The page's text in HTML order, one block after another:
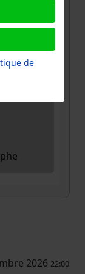
2026 22:00
de